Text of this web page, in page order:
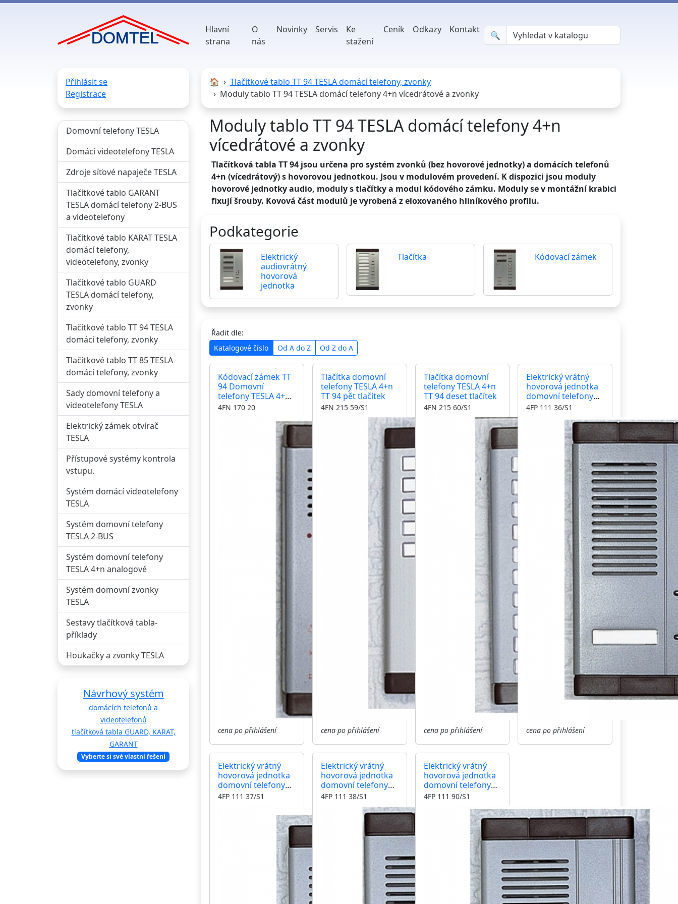
Hlavní
strana
O
nás
Novinky Servis
Ke
stažení
Ceník Odkazy Kontakt
🔍︎
Přihlásit se
Registrace
Domovní telefony TESLA
Domácí videotelefony TESLA
Zdroje síťové napaječe TESLA
Tlačítkové tablo GARANT
TESLA domácí telefony 2-BUS
a videotelefony
Tlačítkové tablo KARAT TESLA
domácí telefony,
videotelefony, zvonky
Tlačítkové tablo GUARD
TESLA domácí telefony,
zvonky
Tlačítkové tablo TT 94 TESLA
domácí telefony, zvonky
Tlačítkové tablo TT 85 TESLA
domácí telefony, zvonky
Sady domovní telefony a
videotelefony TESLA
Elektrický zámek otvírač
TESLA
Přístupové systémy kontrola
vstupu.
Systém domácí videotelefony
TESLA
Systém domovní telefony
TESLA 2-BUS
Systém domovní telefony
TESLA 4+n analogové
Systém domovní zvonky
TESLA
Sestavy tlačítková tabla-
příklady
Houkačky a zvonky TESLA
Návrhový systém
domácích telefonů a
videotelefonů
tlačítková tabla GUARD, KARAT,
GARANT
Vyberte si své vlastní řešení
🏠︎
Tlačítkové tablo TT 94 TESLA domácí telefony, zvonky
Moduly tablo TT 94 TESLA domácí telefony 4+n vícedrátové a zvonky
Moduly tablo TT 94 TESLA domácí telefony 4+n
vícedrátové a zvonky
Tlačítková tabla TT 94 jsou určena pro systém zvonků (bez hovorové jednotky) a domácích telefonů
4+n (vícedrátový) s hovorovou jednotkou. Jsou v modulovém provedení. K dispozici jsou moduly
hovorové jednotky audio, moduly s tlačítky a modul kódového zámku. Moduly se v montážní krabici
fixují šrouby. Kovová část modulů je vyrobená z eloxovaného hliníkového profilu.
Podkategorie
Elektrický
audiovrátný
hovorová
jednotka
Tlačítka Kódovací zámek
Řadit dle:
Katalogové číslo
Od A do Z Od Z do A
Kódovací zámek TT
94 Domovní
telefony TESLA 4+n
ovládání jeden
4FN 170 20
cena po přihlášení
Tlačítka domovní
telefony TESLA 4+n
TT 94 pět tlačítek
4FN 215 59/S1
cena po přihlášení
Tlačítka domovní
telefony TESLA 4+n
TT 94 deset tlačítek
4FN 215 60/S1
cena po přihlášení
Elektrický vrátný
hovorová jednotka
domovní telefony
TESLA 4+n TT 94
4FP 111 36/S1
cena po přihlášení
Elektrický vrátný
hovorová jednotka
domovní telefony
TESLA 4+n TT 94 dvě
4FP 111 37/S1
Elektrický vrátný
hovorová jednotka
domovní telefony
TESLA 4+n TT 94
4FP 111 38/S1
Elektrický vrátný
hovorová jednotka
domovní telefony
TESLA 4+n TT 94 tři
4FP 111 90/S1